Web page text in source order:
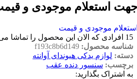
استعلام موجودی و
موجودی و قیمت
15 افرادی که الان این محصول را تماشا
شناسه محصول: f193c8b6d149
دسته: لوازم یدکی هیوندای آوانته
برچسب: سنسور دنده عقب
به اشتراک بگذارید: